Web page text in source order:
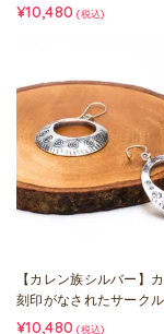
¥10,480 (税込)
【カレン族シルバー】
刻印がなされたサーク
¥10,480 (税込)